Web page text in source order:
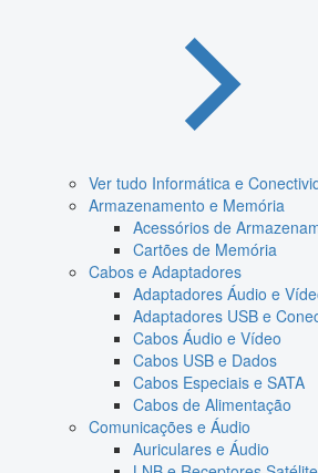
Ver tudo Informática e
Armazenamento e Memória
Acessórios de
Cartões de Memória
Cabos e Adaptadores
Adaptadores Áudio e
Adaptadores USB e
Cabos Áudio e Vídeo
Cabos USB e Dados
Cabos Especiais e SATA
Cabos de Alimentação
Comunicações e Áudio
Auriculares e Áudio